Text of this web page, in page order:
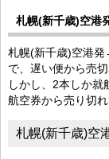
札幌(新千歳)空港
札幌(新千歳)空港
で、遅い便から売
しかし、2本しか
航空券から売り切
札幌(新千歳)空